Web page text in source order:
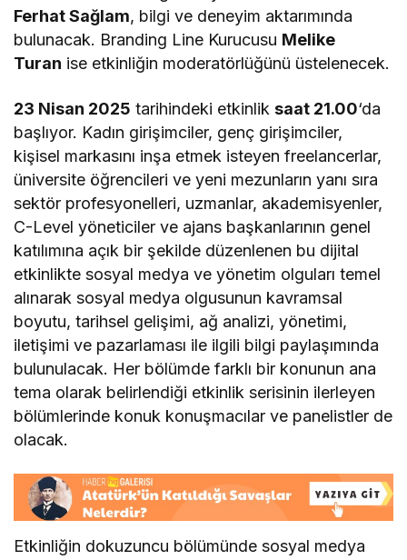
Ferhat Sağlam, bilgi ve deneyim aktarımında
bulunacak. Branding Line Kurucusu Melike
Turan ise etkinliğin moderatörlüğünü üstelenecek.
23 Nisan 2025 tarihindeki etkinliksaat 21.00‘da
başlıyor. Kadın girişimciler, genç girişimciler,
kişisel markasını inşa etmek isteyen freelancerlar,
üniversite öğrencileri ve yeni mezunların yanı sıra
sektör profesyonelleri, uzmanlar, akademisyenler,
C-Level yöneticiler ve ajans başkanlarının genel
katılımına açık bir şekilde düzenlenen bu dijital
etkinlikte sosyal medya ve yönetim olguları temel
alınarak sosyal medya olgusunun kavramsal
boyutu, tarihsel gelişimi, ağ analizi, yönetimi,
iletişimi ve pazarlaması ile ilgili bilgi paylaşımında
bulunulacak. Her bölümde farklı bir konunun ana
tema olarak belirlendiği etkinlik serisinin ilerleyen
bölümlerinde konuk konuşmacılar ve panelistler de
olacak.
Etkinliğin dokuzuncu bölümünde sosyal medya